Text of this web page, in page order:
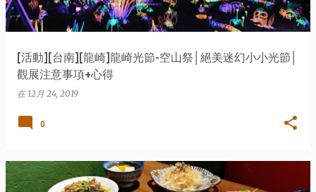
[活動][台南][龍崎]龍崎光節-空山祭│絕美迷幻小小光節│
觀展注意事項+心得
在12月 24, 2019
0